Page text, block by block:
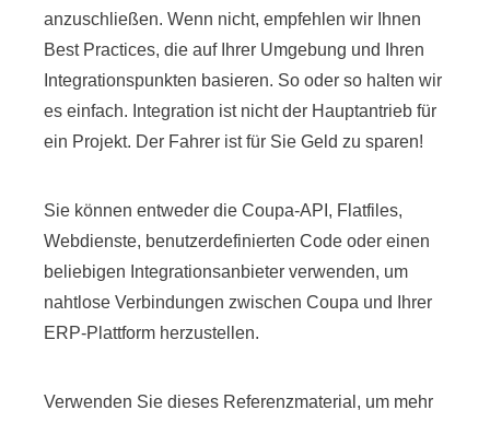
anzuschließen. Wenn nicht, empfehlen wir Ihnen
Best Practices, die auf Ihrer Umgebung und Ihren
Integrationspunkten basieren. So oder so halten wir
es einfach. Integration ist nicht der Hauptantrieb für
ein Projekt. Der Fahrer ist für Sie Geld zu sparen!
Sie können entweder die Coupa-API, Flatfiles,
Webdienste, benutzerdefinierten Code oder einen
beliebigen Integrationsanbieter verwenden, um
nahtlose Verbindungen zwischen Coupa und Ihrer
ERP-Plattform herzustellen.
Verwenden Sie dieses Referenzmaterial, um mehr